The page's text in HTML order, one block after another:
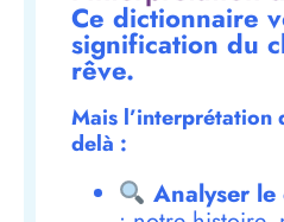
Ce dictionnaire
signification du
rêve.
Mais l’interprétation
delà :
Analyser